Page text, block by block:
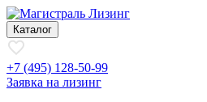
Каталог
+7 (495) 128-50-99
Заявка на лизинг